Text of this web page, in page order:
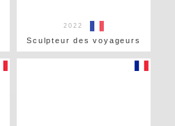
2022
Sculpteur des voyageurs